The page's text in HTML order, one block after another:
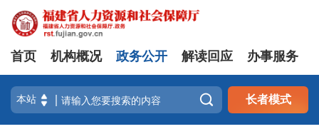
首页 机构概况 政务公开 解读回应 办事服务
 长者模式